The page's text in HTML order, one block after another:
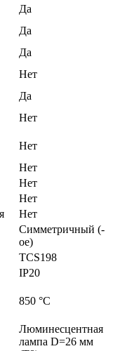
Да
Да
Да
Нет
Да
Нет
Нет
Нет
Нет
Нет
Нет
Симметричный (-
ое)
TCS198
IP20
850 °C
Люминесцентная
лампа D=26 мм